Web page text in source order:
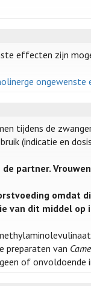
effecten zijn
tijdens de
(indicatie en
partner.
omdat
van dit middel op
preparaten van
of onvoldoende